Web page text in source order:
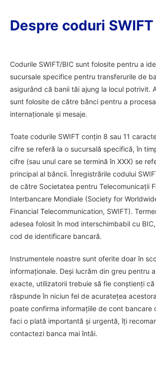
Despre coduri SWIFT
Codurile SWIFT/BIC sunt folosite pentru a
sucursale specifice pentru transferurile de
asigurând că banii tăi ajung la locul potrivit.
sunt folosite de către bănci pentru a
internaționale și mesaje.
Toate codurile SWIFT conțin 8 sau 11
cifre se referă la o sucursală specifică, în
cifre (sau unul care se termină în XXX) se
principal al băncii. Înregistrările codului
de către Societatea pentru Telecomunicații
Interbancare Mondiale (Society for
Financial Telecommunication, SWIFT).
adesea folosit în mod interschimbabil cu
cod de identificare bancară.
Instrumentele noastre sunt oferite doar în
informaționale. Deși lucrăm din greu pentru
exacte, utilizatorii trebuie să fie conștienți
răspunde în niciun fel de acuratețea
poate confirma informațiile de cont bancare
faci o plată importantă și urgentă, îți
contactezi banca mai întâi.